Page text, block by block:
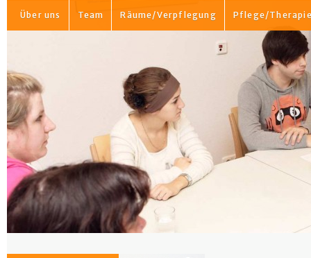
Über uns Team Räume/Verpflegung Pflege/